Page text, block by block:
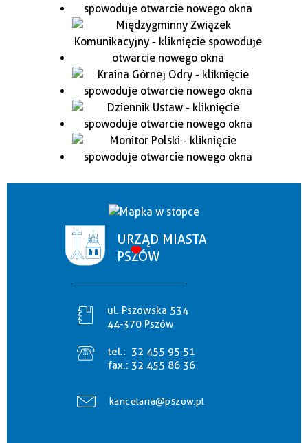
URZĄD MIASTA
PSZÓW
ul. Pszowska 534
44-370 Pszów
tel.: 32 455 95 51
fax.: 32 455 86 36
kancelaria@pszow.pl